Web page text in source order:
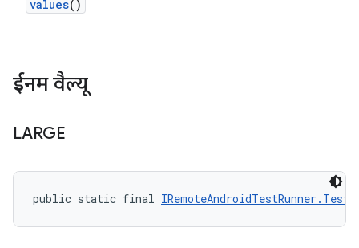
values()
ईनम वैल्यू
LARGE
public static final